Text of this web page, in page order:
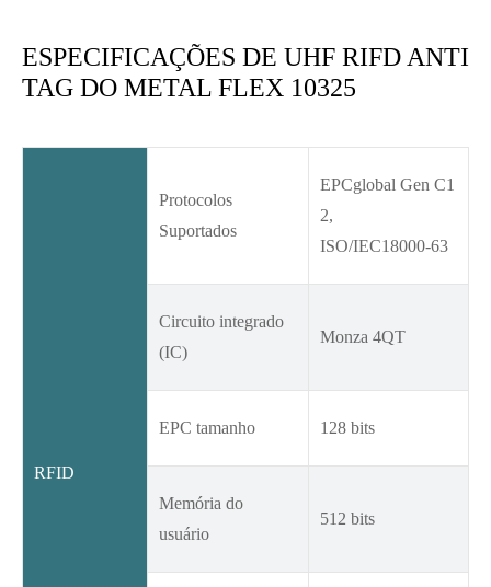
ESPECIFICAÇÕES DE UHF RIFD ANTI
TAG DO METAL FLEX 10325
RFID
Protocolos
Suportados
EPCglobal Gen C1
2,
ISO/IEC18000-63
Circuito integrado
(IC)
Monza 4QT
EPC tamanho 128 bits
Memória do
usuário
512 bits